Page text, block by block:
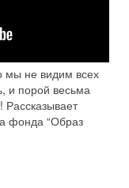
мы не видим всех
и порой весьма
фонда “Образ